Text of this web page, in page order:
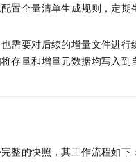
置全量清单生成规则，定期
需要对后续的增量文件进行
存量和增量元数据均写入到
整的快照，其工作流程如下：
模板小程序
APP 开发